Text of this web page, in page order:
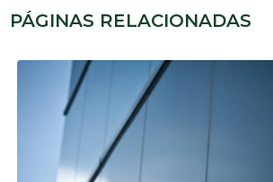
PÁGINAS RELACIONADAS